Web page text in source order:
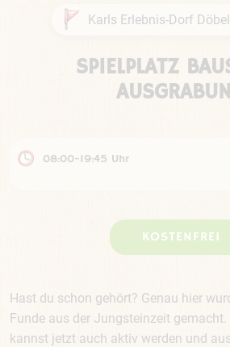
SPIELPLATZ
08:00-19:45 Uhr
KOSTENFREI
Hast du schon gehört? Genau hier
Funde aus der Jungsteinzeit gemacht.
kannst jetzt auch aktiv werden und